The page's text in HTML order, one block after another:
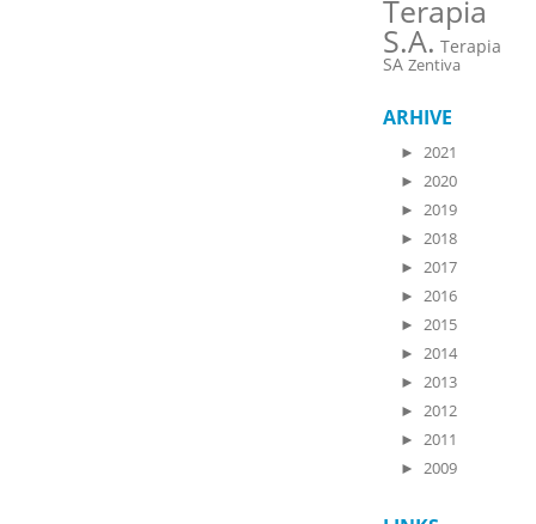
Terapia
S.A. Terapia
SA Zentiva
ARHIVE
► 2021
► 2020
► 2019
► 2018
► 2017
► 2016
► 2015
► 2014
► 2013
► 2012
► 2011
► 2009